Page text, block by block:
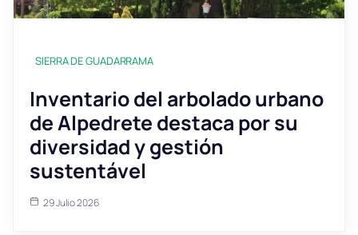
SIERRA DE GUADARRAMA
Inventario del arbolado urbano
de Alpedrete destaca por su
diversidad y gestión
sustentável
29 Julio 2026